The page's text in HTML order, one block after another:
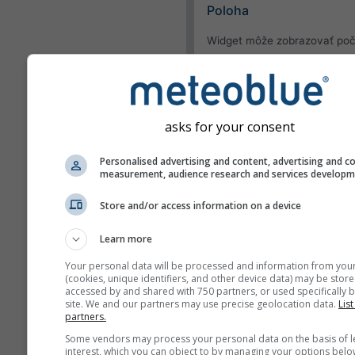
Poloha
Widget môže zobrazovať
pre vopred zadanú polohu
pokúsiť zistiť polohu každého
návštevníka vašej stránky.
Vzhľad
Funkcie
asks for your consent
Personalised advertising and content, advertising and
measurement, audience research and services
Store and/or access information on a device
Learn more
Your personal data will be processed and information from
(cookies, unique identifiers, and other device data) may be
accessed by and shared with 750 partners, or used specifically
site. We and our partners may use precise geolocation data.
partners.
Some vendors may process your personal data on the basis of
interest, which you can object to by managing your options